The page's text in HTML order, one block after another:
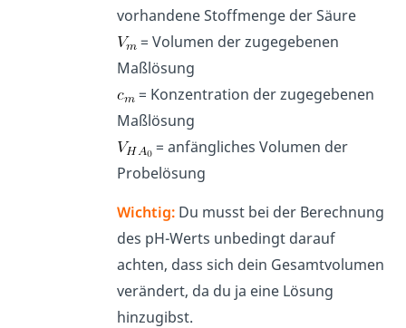
vorhandene Stoffmenge der Säure
= Volumen der zugegebenen
Maßlösung
= Konzentration der zugegebenen
Maßlösung
= anfängliches Volumen der
Probelösung
Wichtig: Du musst bei der Berechnung
des pH-Werts unbedingt darauf
achten, dass sich dein Gesamtvolumen
verändert, da du ja eine Lösung
hinzugibst.